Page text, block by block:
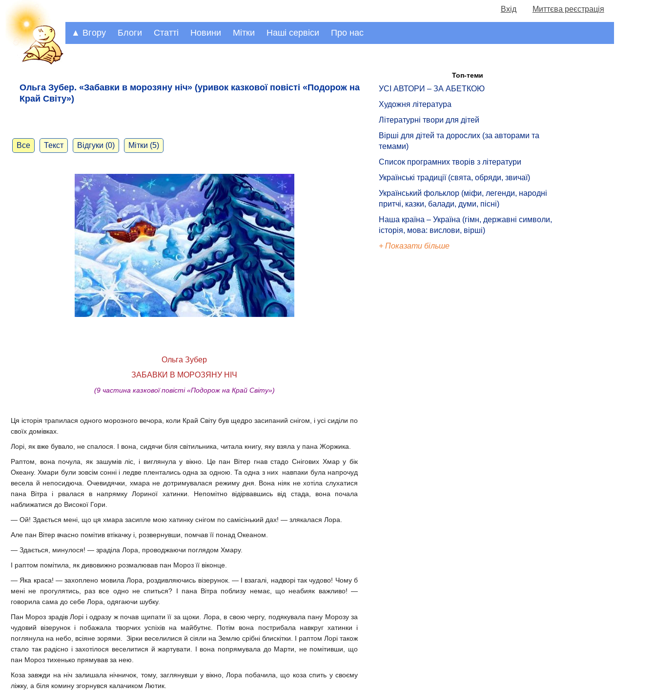
Вхід Миттєва реєстрація
▲ Вгору Блоги Статті Новини Мітки Наші сервіси Про нас
Ольга Зубер. «Забавки в морозяну ніч» (уривок казкової повісті «Подорож на
Край Світу»)
Все Текст Відгуки (0) Мітки (5)
Ольга Зубер
ЗАБАВКИ В МОРОЗЯНУ НІЧ
(9 частина казкової повісті «Подорож на Край Світу»)
Ця історія трапилася одного морозного вечора, коли Край Світу був щедро засипаний снігом, і усі сиділи по
своїх домівках.
Лорі, як вже бувало, не спалося. І вона, сидячи біля світильника, читала книгу, яку взяла у пана Жоржика.
Раптом, вона почула, як зашумів ліс, і виглянула у вікно. Це пан Вітер гнав стадо Снігових Хмар у бік
Океану. Хмари були зовсім сонні і ледве плентались одна за одною. Та одна з них навпаки була напрочуд
весела й непосидюча. Очевидячки, хмара не дотримувалася режиму дня. Вона ніяк не хотіла слухатися
пана Вітра і рвалася в напрямку Лориної хатинки. Непомітно відірвавшись від стада, вона почала
наближатися до Високої Гори.
— Ой! Здається мені, що ця хмара засипле мою хатинку снігом по самісінький дах! — злякалася Лора.
Але пан Вітер вчасно помітив втікачку і, розвернувши, помчав її понад Океаном.
— Здається, минулося! — зраділа Лора, проводжаючи поглядом Хмару.
І раптом помітила, як дивовижно розмалював пан Мороз її віконце.
— Яка краса! — захоплено мовила Лора, роздивляючись візерунок. — І взагалі, надворі так чудово! Чому б
мені не прогулятись, раз все одно не спиться? І пана Вітра поблизу немає, що неабияк важливо! —
говорила сама до себе Лора, одягаючи шубку.
Пан Мороз зрадів Лорі і одразу ж почав щипати її за щоки. Лора, в свою чергу, подякувала пану Морозу за
чудовий візерунок і побажала творчих успіхів на майбутнє. Потім вона пострибала навкруг хатинки і
поглянула на небо, всіяне зорями. Зірки веселилися й сіяли на Землю срібні блискітки. І раптом Лорі також
стало так радісно і захотілося веселитися й жартувати. І вона попрямувала до Марти, не помітивши, що
пан Мороз тихенько прямував за нею.
Коза завжди на ніч залишала нічничок, тому, заглянувши у вікно, Лора побачила, що коза спить у своєму
ліжку, а біля комину згорнувся калачиком Лютик.
Топ-теми
УСІ АВТОРИ – ЗА АБЕТКОЮ
Художня література
Літературні твори для дітей
Вірші для дітей та дорослих (за авторами та
темами)
Список програмних творів з літератури
Українські традиції (свята, обряди, звичаї)
Український фольклор (міфи, легенди, народні
притчі, казки, балади, думи, пісні)
Наша країна – Україна (гімн, державні символи,
історія, мова: вислови, вірші)
+ Показати більше